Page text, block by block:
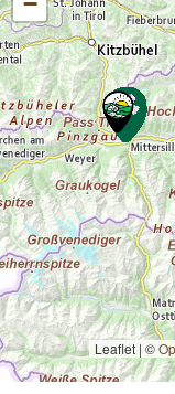
Leaflet | ©